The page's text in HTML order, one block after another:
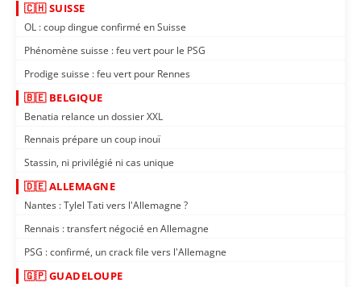
🇨🇭 SUISSE
OL : coup dingue confirmé en Suisse
Phénomène suisse : feu vert pour le PSG
Prodige suisse : feu vert pour Rennes
🇧🇪 BELGIQUE
Benatia relance un dossier XXL
Rennais prépare un coup inouï
Stassin, ni privilégié ni cas unique
🇩🇪 ALLEMAGNE
Nantes : Tylel Tati vers l'Allemagne ?
Rennais : transfert négocié en Allemagne
PSG : confirmé, un crack file vers l'Allemagne
🇬🇵 GUADELOUPE